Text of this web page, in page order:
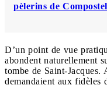
pèlerins de
D’un point de vue
abondent naturellement
tombe de Saint-
demandaient aux fidèles